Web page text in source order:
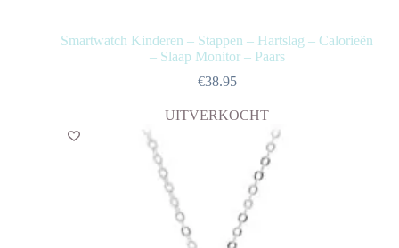
Smartwatch Kinderen – Stappen – Hartslag – Calorieën
– Slaap Monitor – Paars
€38.95
UITVERKOCHT